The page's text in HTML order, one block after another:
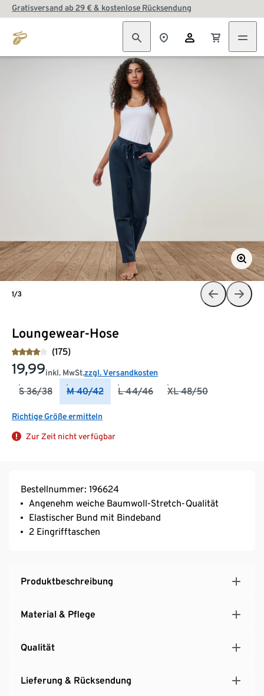
Gratisversand ab 29 € & kostenlose Rücksendung
Loungewear-Hose
(175)
19,99inkl. MwSt.zzgl. Versandkosten
S 36/38 M 40/42 L 44/46 XL 48/50
Richtige Größe ermitteln
Zur Zeit nicht verfügbar
1/3
Bestellnummer: 196624
Angenehm weiche Baumwoll-Stretch-Qualität
Elastischer Bund mit Bindeband
2 Eingrifftaschen
Produktbeschreibung
Material & Pflege
Qualität
Lieferung & Rücksendung